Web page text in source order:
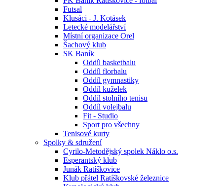
Futsal
Klusáci - J. Kotásek
Letecké modelářství
Místní organizace Orel
Šachový klub
SK Baník
Oddíl basketbalu
Oddíl florbalu
Oddíl gymnastiky
Oddíl kuželek
Oddíl stolního tenisu
Oddíl volejbalu
Fit - Studio
Sport pro všechny
Tenisové kurty
Spolky & sdružení
Cyrilo-Metodějský spolek Náklo o.s.
Esperantský klub
Junák Ratíškovice
Klub přátel Ratíškovské železnice